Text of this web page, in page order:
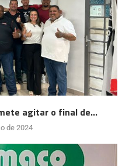
agitar o final de...
de 2024